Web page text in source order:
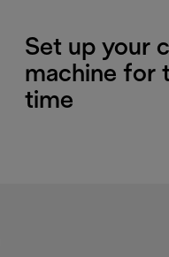
Set up your
machine for
time